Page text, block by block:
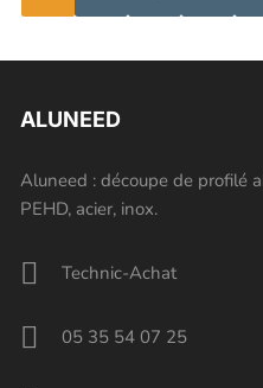
ALUNEED
Aluneed : découpe de profilé
PEHD, acier, inox.
Technic-Achat
05 35 54 07 25